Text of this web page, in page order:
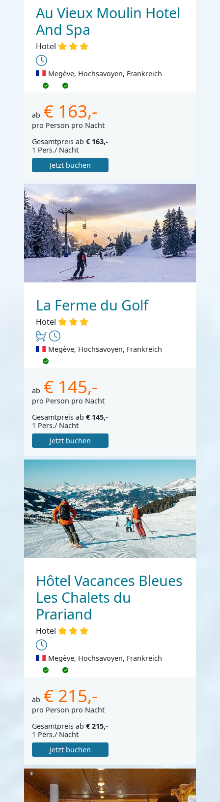
Au Vieux Moulin Hotel
And Spa
Hotel
Megève, Hochsavoyen, Frankreich
ab € 163,-
pro Person pro Nacht
Gesamtpreis ab € 163,-
1 Pers./ Nacht
Jetzt buchen
La Ferme du Golf
Hotel
Megève, Hochsavoyen, Frankreich
ab € 145,-
pro Person pro Nacht
Gesamtpreis ab € 145,-
1 Pers./ Nacht
Jetzt buchen
Hôtel Vacances Bleues
Les Chalets du
Prariand
Hotel
Megève, Hochsavoyen, Frankreich
ab € 215,-
pro Person pro Nacht
Gesamtpreis ab € 215,-
1 Pers./ Nacht
Jetzt buchen